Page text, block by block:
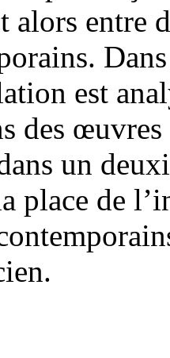
alors entre
est
des
un
place de